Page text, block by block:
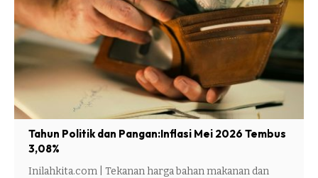
Tahun Politik dan Pangan:Inflasi Mei 2026 Tembus
3,08%
Inilahkita.com | Tekanan harga bahan makanan dan